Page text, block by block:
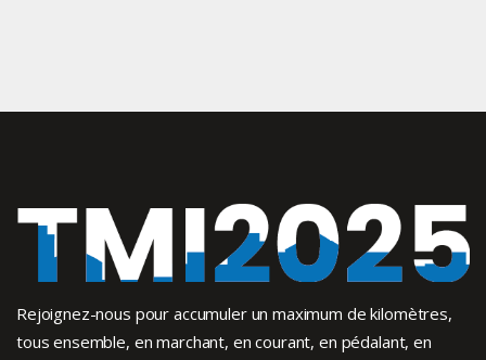
Rejoignez-nous pour accumuler un maximum de kilomètres,
tous ensemble, en marchant, en courant, en pédalant, en